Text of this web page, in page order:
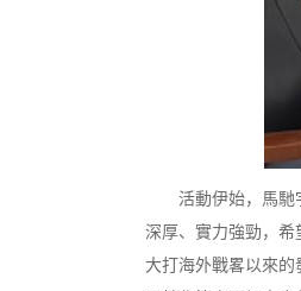
活動伊始，馬馳宇
深厚、實力強勁，
大打海外戰畧以來